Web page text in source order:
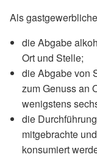
Als
die Abgabe
Ort und Stelle;
die Abgabe von
zum Genuss an
wenigstens
die
mitgebrachte
konsumiert